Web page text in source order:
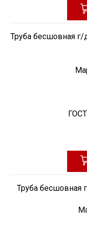
Труба бесшовная
Труба бесшовная